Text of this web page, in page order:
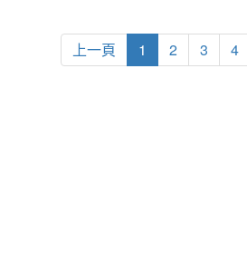
上一頁 1 2 3 4